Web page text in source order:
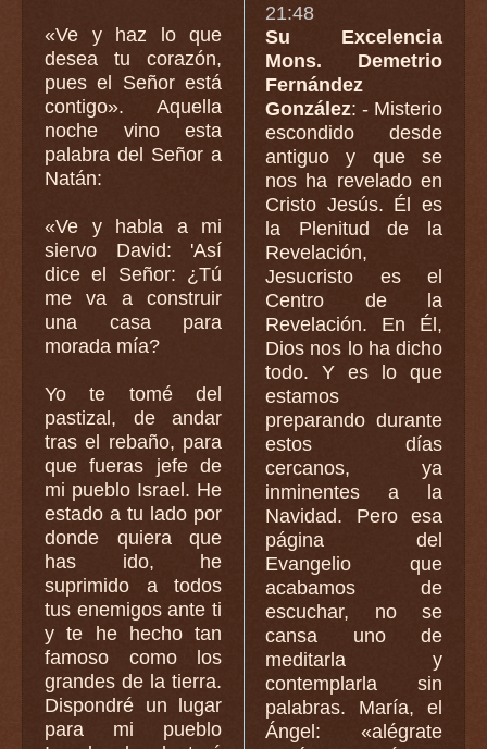
«Ve y haz lo que
desea tu corazón,
pues el Señor está
contigo». Aquella
noche vino esta
palabra del Señor a
Natán:
«Ve y habla a mi
siervo David: 'Así
dice el Señor: ¿Tú
me va a construir
una casa para
morada mía?
Yo te tomé del
pastizal, de andar
tras el rebaño, para
que fueras jefe de
mi pueblo Israel. He
estado a tu lado por
donde quiera que
has ido, he
suprimido a todos
tus enemigos ante ti
y te he hecho tan
famoso como los
grandes de la tierra.
Dispondré un lugar
para mi pueblo
21:48
Su Excelencia
Mons. Demetrio
Fernández
González: - Misterio
escondido desde
antiguo y que se
nos ha revelado en
Cristo Jesús. Él es
la Plenitud de la
Revelación,
Jesucristo es el
Centro de la
Revelación. En Él,
Dios nos lo ha dicho
todo. Y es lo que
estamos
preparando durante
estos días
cercanos, ya
inminentes a la
Navidad. Pero esa
página del
Evangelio que
acabamos de
escuchar, no se
cansa uno de
meditarla y
contemplarla sin
palabras. María, el
Ángel: «alégrate